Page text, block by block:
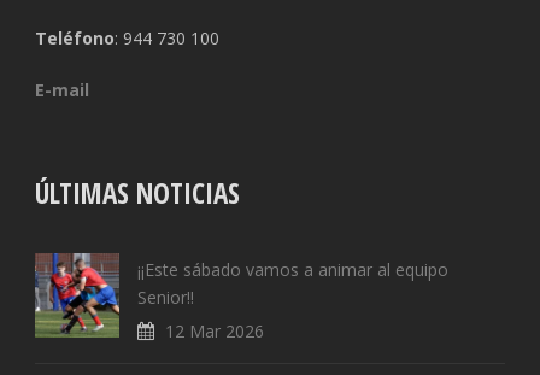
Teléfono: 944 730 100
E-mail
ÚLTIMAS NOTICIAS
¡¡Este sábado vamos a animar al equipo
Senior!!
12 Mar 2026